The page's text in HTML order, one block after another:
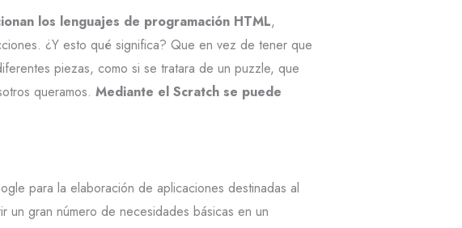
los lenguajes de programación HTML,
¿Y esto qué significa? Que en vez de tener que
piezas, como si se tratara de un puzzle, que
queramos. Mediante el Scratch se puede
para la elaboración de aplicaciones destinadas al
un gran número de necesidades básicas en un